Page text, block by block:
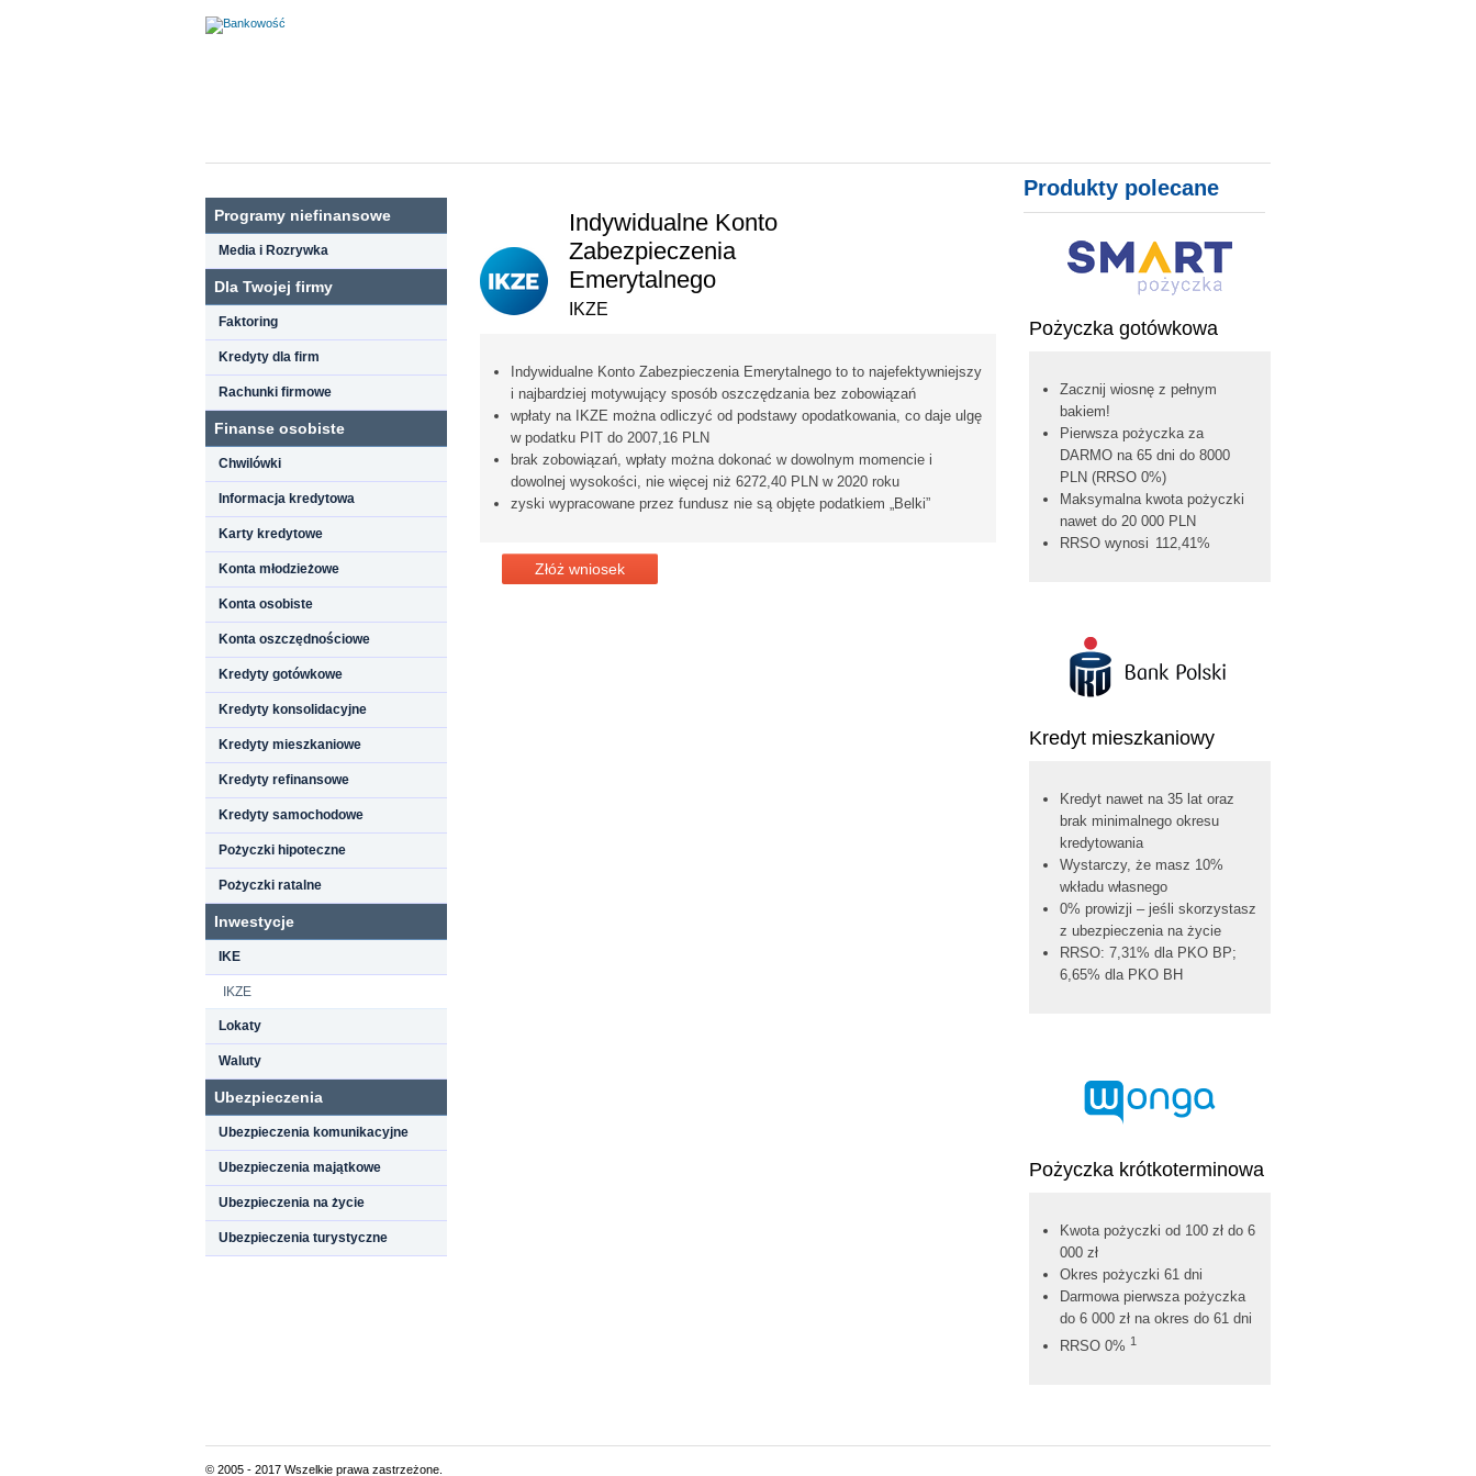
Programy niefinansowe
Media i Rozrywka
Dla Twojej firmy
Faktoring
Kredyty dla firm
Rachunki firmowe
Finanse osobiste
Chwilówki
Informacja kredytowa
Karty kredytowe
Konta młodzieżowe
Konta osobiste
Konta oszczędnościowe
Kredyty gotówkowe
Kredyty konsolidacyjne
Kredyty mieszkaniowe
Kredyty refinansowe
Kredyty samochodowe
Pożyczki hipoteczne
Pożyczki ratalne
Inwestycje
IKE
IKZE
Lokaty
Waluty
Ubezpieczenia
Ubezpieczenia komunikacyjne
Ubezpieczenia majątkowe
Ubezpieczenia na życie
Ubezpieczenia turystyczne
Indywidualne Konto
Zabezpieczenia
Emerytalnego
IKZE
Indywidualne Konto Zabezpieczenia Emerytalnego to to najefektywniejszy
i najbardziej motywujący sposób oszczędzania bez zobowiązań
wpłaty na IKZE można odliczyć od podstawy opodatkowania, co daje ulgę
w podatku PIT do 2007,16 PLN
brak zobowiązań, wpłaty można dokonać w dowolnym momencie i
dowolnej wysokości, nie więcej niż 6272,40 PLN w 2020 roku
zyski wypracowane przez fundusz nie są objęte podatkiem „Belki”
Złóż wniosek
Produkty polecane
Pożyczka gotówkowa
Zacznij wiosnę z pełnym
bakiem!
Pierwsza pożyczka za
DARMO na 65 dni do 8000
PLN (RRSO 0%)
Maksymalna kwota pożyczki
nawet do 20 000 PLN
RRSO wynosi 112,41%
Kredyt mieszkaniowy
Kredyt nawet na 35 lat oraz
brak minimalnego okresu
kredytowania
Wystarczy, że masz 10%
wkładu własnego
0% prowizji – jeśli skorzystasz
z ubezpieczenia na życie
RRSO: 7,31% dla PKO BP;
6,65% dla PKO BH
Pożyczka krótkoterminowa
Kwota pożyczki od 100 zł do 6
000 zł
Okres pożyczki 61 dni
Darmowa pierwsza pożyczka
do 6 000 zł na okres do 61 dni
RRSO 0% 1
© 2005 - 2017 Wszelkie prawa zastrzeżone.